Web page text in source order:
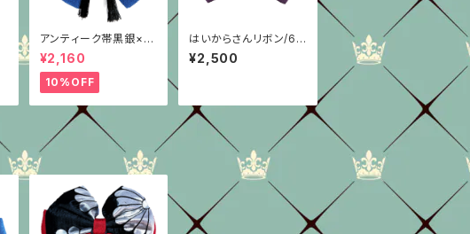
アンティーク帯黒銀×
青/4種/ちりめん/はい
からさんリボン
¥2,160
10%OFF
はいからさんリボン/6
色/シンプル型
¥2,500